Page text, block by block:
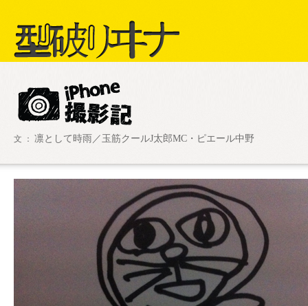
文 ： 凛として時雨／玉筋クールJ太郎MC・ピエール中野